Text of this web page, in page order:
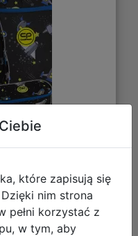
które zapisują się
nim strona
pełni korzystać z
w tym, aby